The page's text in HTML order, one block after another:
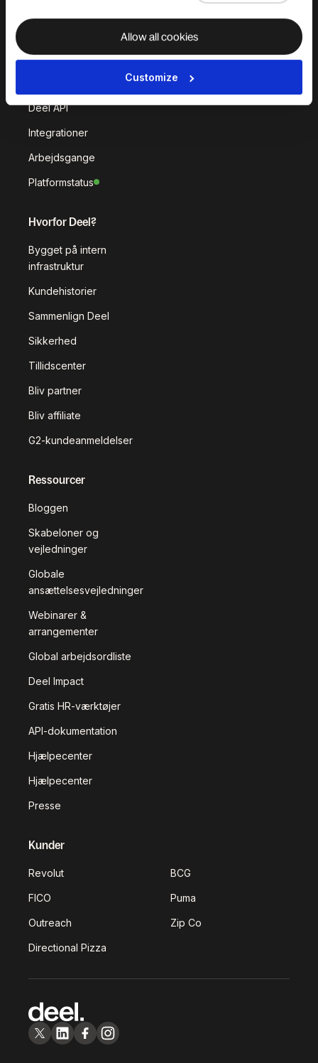
Allow all cookies
Customize
Deel AI
Deel API
Integrationer
Arbejdsgange
Platformstatus
Hvorfor Deel?
Bygget på intern
infrastruktur
Kundehistorier
Sammenlign Deel
Sikkerhed
Tillidscenter
Bliv partner
Bliv affiliate
G2-kundeanmeldelser
Ressourcer
Bloggen
Skabeloner og
vejledninger
Globale
ansættelsesvejledninger
Webinarer &
arrangementer
Global arbejdsordliste
Deel Impact
Gratis HR-værktøjer
API-dokumentation
Hjælpecenter
Hjælpecenter
Presse
Kunder
Revolut BCG
FICO Puma
Outreach Zip Co
Directional Pizza